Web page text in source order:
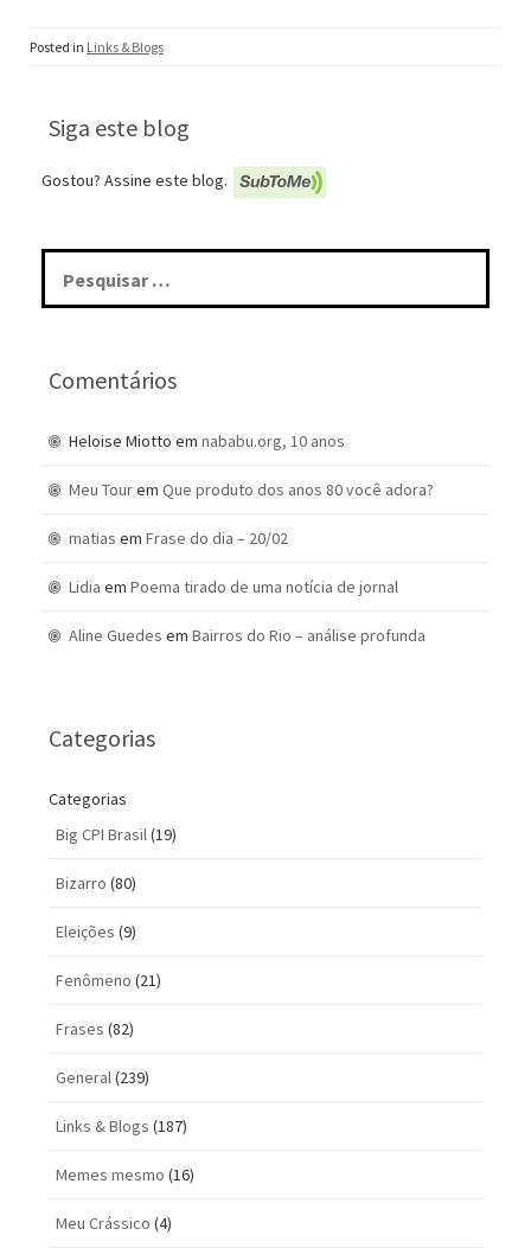
Posted in Links & Blogs
Siga este blog
Gostou? Assine este blog.
Pesquisar
por:
Comentários
Heloise Miotto em nababu.org, 10 anos
Meu Tourem Que produto dos anos 80 você adora?
matias em Frase do dia – 20/02
Lidia em Poema tirado de uma notícia de jornal
Aline Guedes em Bairros do Rio – análise profunda
Categorias
Categorias
Big CPI Brasil(19)
Bizarro (80)
Eleições (9)
Fenômeno (21)
Frases (82)
General(239)
Links & Blogs (187)
Memes mesmo (16)
Meu Crássico (4)